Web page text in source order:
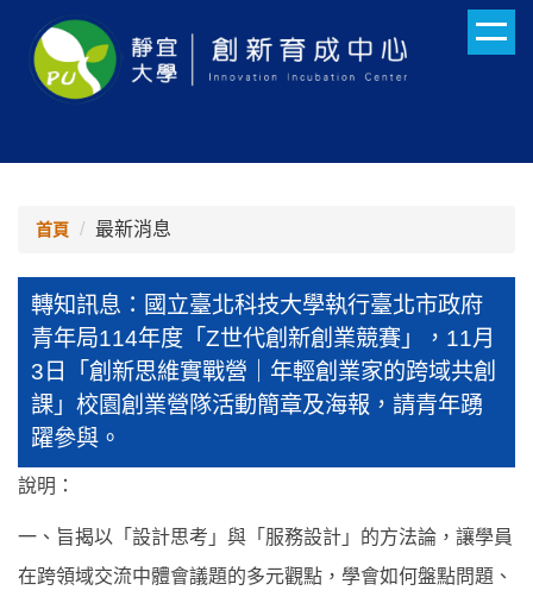
容
首頁 最新消息
轉知訊息：國立臺北科技大學執行臺北市政府
青年局114年度「Z世代創新創業競賽」，11月
3日「創新思維實戰營｜年輕創業家的跨域共創
課」校園創業營隊活動簡章及海報，請青年踴
躍參與。
說明：
一、旨揭以「設計思考」與「服務設計」的方法論，讓學員
在跨領域交流中體會議題的多元觀點，學會如何盤點問題、